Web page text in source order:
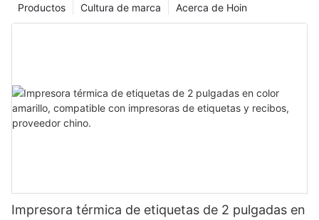
Acerca de Hoin
Cultura de marca
Productos
Impresora térmica de etiquetas de 2 pulgadas en